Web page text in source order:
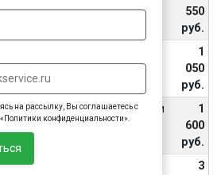
на рассылку, Вы соглашаетесь с
конфиденциальности».
браслета
550
руб.
подгонка/
замена замка/застежки
1
050
руб.
браслета с керамическими
застежки на нем
1
600
руб.
ультразвуком
3